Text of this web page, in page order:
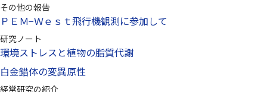
その他の報告
ＰＥＭ−Ｗｅｓｔ飛行機観測に参加して
研究ノート
環境ストレスと植物の脂質代謝
白金錯体の変異原性
経常研究の紹介